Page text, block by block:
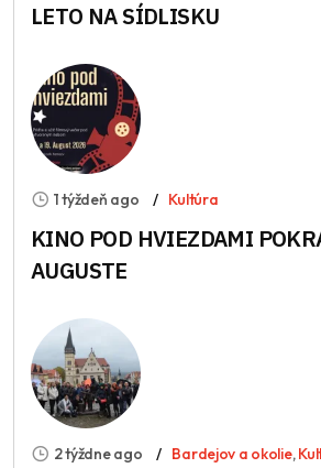
LETO NA SÍDLISKU
1 týždeň ago Kultúra
KINO POD HVIEZDAMI
AUGUSTE
2 týždne ago Bardejov a okolie,